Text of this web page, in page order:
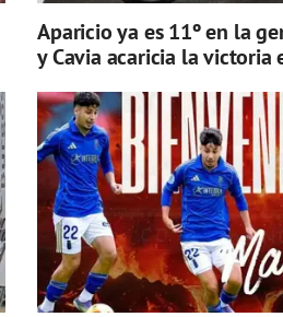
Aparicio ya es 11º en la
y Cavia acaricia la victoria